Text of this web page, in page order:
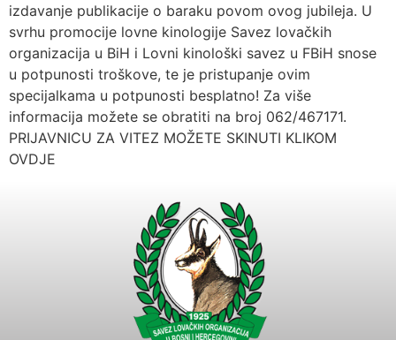
izdavanje publikacije o baraku povom ovog jubileja. U
svrhu promocije lovne kinologije Savez lovačkih
organizacija u BiH i Lovni kinološki savez u FBiH snose
u potpunosti troškove, te je pristupanje ovim
specijalkama u potpunosti besplatno! Za više
informacija možete se obratiti na broj 062/467171.
PRIJAVNICU ZA VITEZ MOŽETE SKINUTI KLIKOM
OVDJE